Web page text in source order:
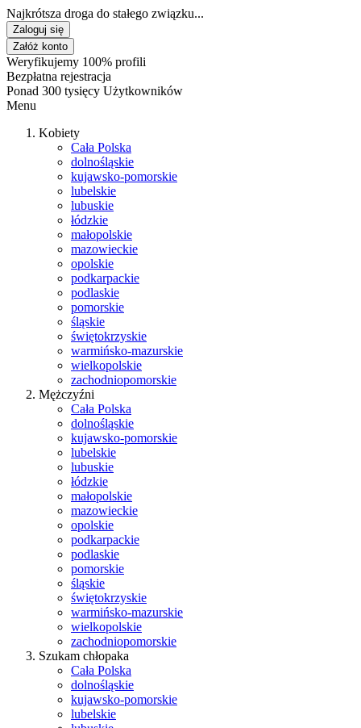
Najkrótsza droga do stałego związku...
Zaloguj się
Załóż konto
Weryfikujemy 100% profili
Bezpłatna rejestracja
Ponad 300 tysięcy Użytkowników
Menu
Kobiety
Cała Polska
dolnośląskie
kujawsko-pomorskie
lubelskie
lubuskie
łódzkie
małopolskie
mazowieckie
opolskie
podkarpackie
podlaskie
pomorskie
śląskie
świętokrzyskie
warmińsko-mazurskie
wielkopolskie
zachodniopomorskie
Mężczyźni
Cała Polska
dolnośląskie
kujawsko-pomorskie
lubelskie
lubuskie
łódzkie
małopolskie
mazowieckie
opolskie
podkarpackie
podlaskie
pomorskie
śląskie
świętokrzyskie
warmińsko-mazurskie
wielkopolskie
zachodniopomorskie
Szukam chłopaka
Cała Polska
dolnośląskie
kujawsko-pomorskie
lubelskie